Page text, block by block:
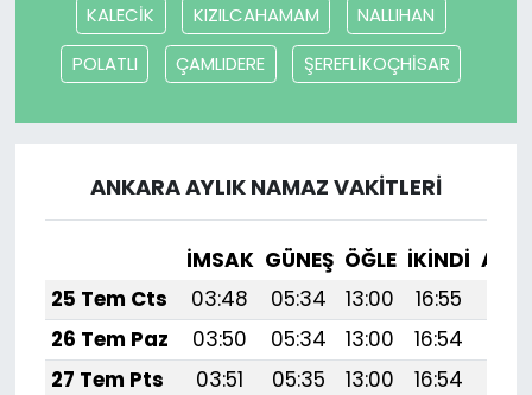
KALECİK
KIZILCAHAMAM
NALLIHAN
POLATLI
ÇAMLIDERE ŞEREFLİKOÇHİSAR
ANKARA AYLIK NAMAZ VAKITLERI
İMSAK GÜNEŞ ÖĞLE İKINDI
25 Tem Cts
03:48 05:34 13:00 16:55
26 Tem Paz
03:50 05:34 13:00 16:54
27 Tem Pts
03:51 05:35 13:00 16:54